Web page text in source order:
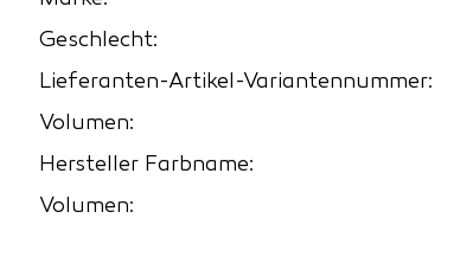
Geschlecht:
Lieferanten-Artikel-Variantennummer:
Volumen:
Hersteller Farbname:
Volumen: